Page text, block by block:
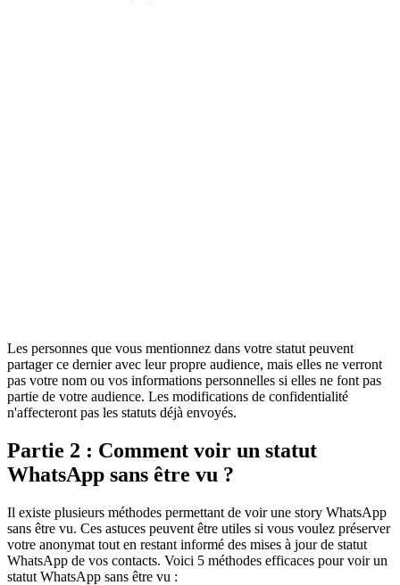
Les personnes que vous mentionnez dans votre statut peuvent
partager ce dernier avec leur propre audience, mais elles ne verront
pas votre nom ou vos informations personnelles si elles ne font pas
partie de votre audience. Les modifications de confidentialité
n'affecteront pas les statuts déjà envoyés.
Partie 2 : Comment voir un statut
WhatsApp sans être vu ?
Il existe plusieurs méthodes permettant de voir une story WhatsApp
sans être vu. Ces astuces peuvent être utiles si vous voulez préserver
votre anonymat tout en restant informé des mises à jour de statut
WhatsApp de vos contacts. Voici 5 méthodes efficaces pour voir un
statut WhatsApp sans être vu :